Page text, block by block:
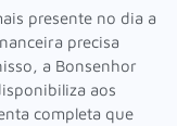
presente no dia a
precisa
a Bonsenhor
aos
completa que